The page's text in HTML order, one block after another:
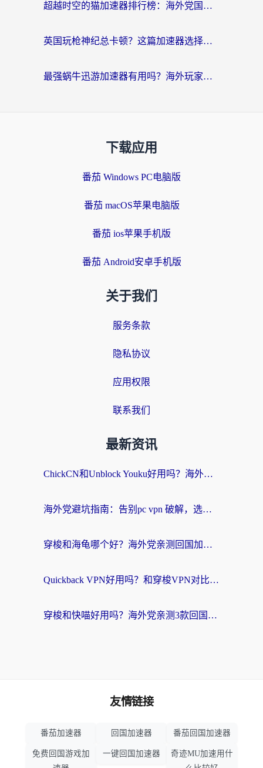
超越时空的猫加速器排行榜：海外党国服游戏不卡顿的终极选择指南
英国玩枪神纪总卡顿？这篇加速器选择指南帮你告别延迟（附实测推荐）
最强蜗牛迅游加速器有用吗？海外玩家国服游戏加速避坑指南（附德国玩忍者必须死3流星蝴蝶剑解决办法）
下载应用
番茄 Windows PC电脑版
番茄 macOS苹果电脑版
番茄 ios苹果手机版
番茄 Android安卓手机版
关于我们
服务条款
隐私协议
应用权限
联系我们
最新资讯
ChickCN和Unblock Youku好用吗？海外党亲测3款回国加速器，附iOS免费选择指南
海外党避坑指南：告别pc vpn 破解，选对回国加速器轻松访问国内资源
穿梭和海龟哪个好？海外党亲测回国加速器，附电脑免费VPN推荐
Quickback VPN好用吗？和穿梭VPN对比哪个回国效果更好？海外党必看的真实测评与选择指南
穿梭和快喵好用吗？海外党亲测3款回国加速器，附日本回国VPN避坑指南
友情链接
番茄加速器 回国加速器 番茄回国加速器
免费回国游戏加
一键回国加速器
奇迹MU加速用什